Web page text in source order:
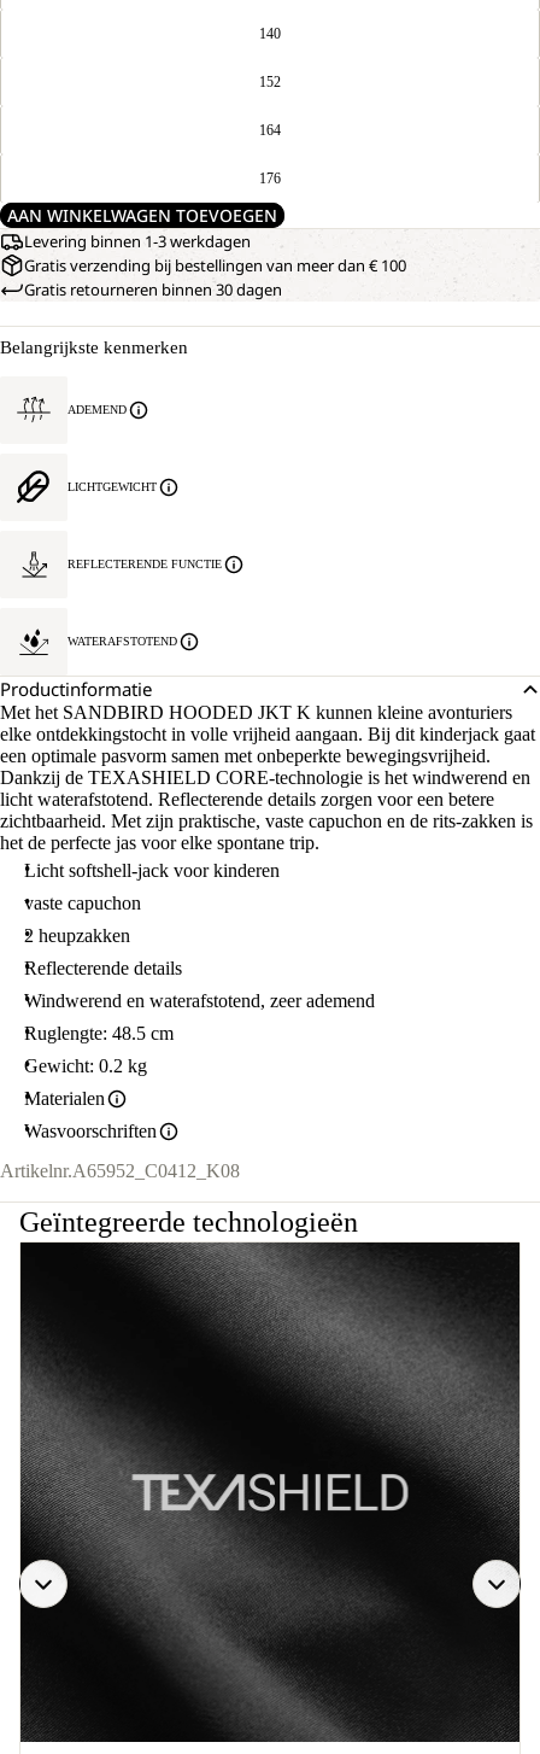
140
152
164
176
AAN WINKELWAGEN TOEVOEGEN
Levering binnen 1-3 werkdagen
Gratis verzending bij bestellingen van meer dan € 100
Gratis retourneren binnen 30 dagen
Belangrijkste kenmerken
ADEMEND
LICHTGEWICHT
REFLECTERENDE FUNCTIE
WATERAFSTOTEND
Productinformatie
Met het SANDBIRD HOODED JKT K kunnen kleine avonturiers
elke ontdekkingstocht in volle vrijheid aangaan. Bij dit kinderjack gaat
een optimale pasvorm samen met onbeperkte bewegingsvrijheid.
Dankzij de TEXASHIELD CORE-technologie is het windwerend en
licht waterafstotend. Reflecterende details zorgen voor een betere
zichtbaarheid. Met zijn praktische, vaste capuchon en de rits-zakken is
het de perfecte jas voor elke spontane trip.
Licht softshell-jack voor kinderen
vaste capuchon
2 heupzakken
Reflecterende details
Windwerend en waterafstotend, zeer ademend
Ruglengte: 48.5 cm
Gewicht: 0.2 kg
Materialen
Wasvoorschriften
Artikelnr.A65952_C0412_K08
Geïntegreerde technologieën